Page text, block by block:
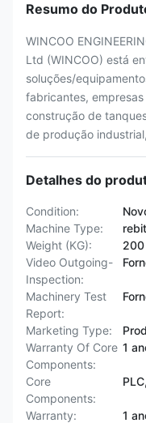
Resumo do
WINCOO
Ltd (WINCOO) está
soluções/
fabricantes,
construção de
de produção
Detalhes do
Condition:
Machine Type:
Weight (KG):
200
Video Outgoing-
Inspection:
Machinery Test
Report:
Marketing Type:
Warranty Of Core
Components:
1
Core
Components:
Warranty:
1